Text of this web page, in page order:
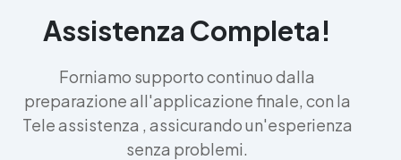
Assistenza Completa!
Forniamo supporto continuo dalla
preparazione all'applicazione finale, con la
Tele assistenza , assicurando un'esperienza
senza problemi.